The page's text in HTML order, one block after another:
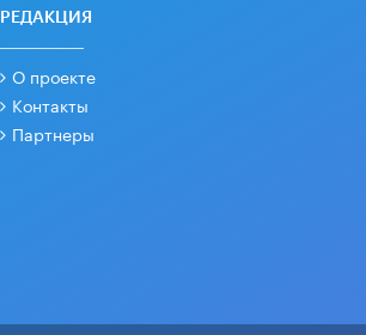
РЕДАКЦИЯ
О проекте
Контакты
Партнеры